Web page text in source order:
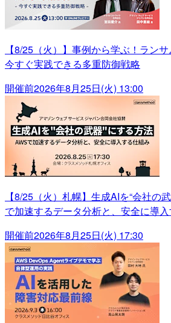
【8/25（火）】事例から学ぶ！ラン
今すぐ実践できる多重防御戦略
開催前2026年8月25日(火) 13:00
【8/25（火）札幌】生成AIを“会社の
で加速するデータ分析と、安全に導
開催前2026年8月25日(火) 17:30